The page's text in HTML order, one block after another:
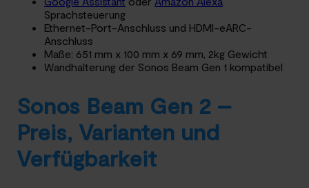
Sprachsteuerung
Ethernet-Port-Anschluss und HDMI-eARC-
Anschluss
Maße: 651 mm x 100 mm x 69 mm, 2kg Gewicht
Wandhalterung der Sonos Beam Gen 1 kompatibel
Sonos Beam Gen 2 –
Preis, Varianten und
Verfügbarkeit